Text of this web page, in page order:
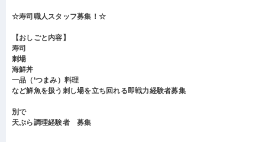
☆寿司職人スタッフ募集！☆
【おしごと内容】
寿司
刺場
海鮮丼
一品（‘つまみ）料理
など鮮魚を扱う刺し場を立ち回れる即戦力経験者募集
別で
天ぷら調理経験者 募集